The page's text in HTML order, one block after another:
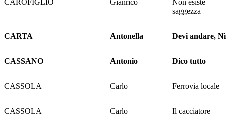
CAROFIGLIO Gianrico
Non esiste
saggezza
CARTA Antonella Devi andare, Nì
CASSANO Antonio Dico tutto
CASSOLA Carlo Ferrovia locale
CASSOLA Carlo Il cacciatore